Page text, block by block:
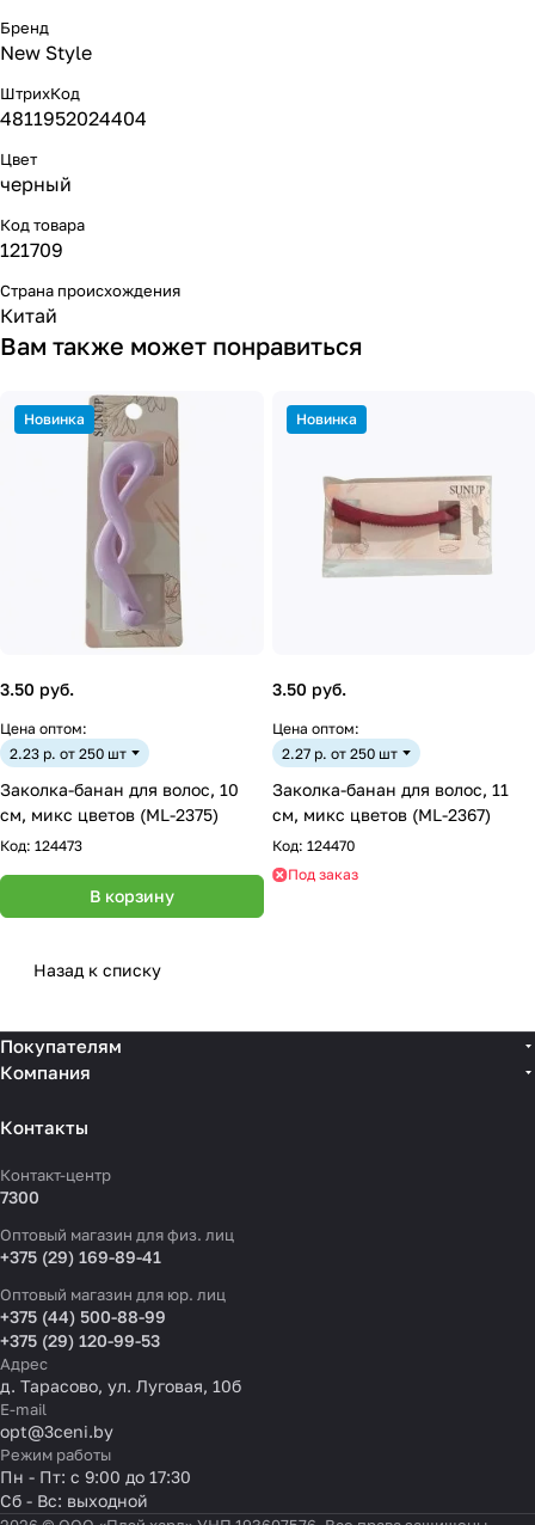
Бренд
New Style
ШтрихКод
4811952024404
Цвет
черный
Код товара
121709
Страна происхождения
Китай
Вам также может понравиться
Новинка
3.50 руб.
Цена оптом:
2.23 р. от 250 шт
Заколка-банан для волос, 10
см, микс цветов (ML-2375)
Код: 124473
В корзину
Новинка
3.50 руб.
Цена оптом:
2.27 р. от 250 шт
Заколка-банан для волос, 11
см, микс цветов (ML-2367)
Код: 124470
Под заказ
Назад к списку
Покупателям
Компания
Контакты
Контакт-центр
7300
Оптовый магазин для физ. лиц
+375 (29) 169-89-41
Оптовый магазин для юр. лиц
+375 (44) 500-88-99
+375 (29) 120-99-53
Адрес
д. Тарасово, ул. Луговая, 10б
E-mail
opt@3ceni.by
Режим работы
Пн - Пт: с 9:00 до 17:30
Сб - Вс: выходной